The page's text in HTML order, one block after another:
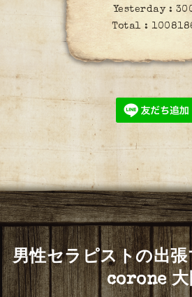
Yesterday :
Total :
男性セラピストの出
corone 大